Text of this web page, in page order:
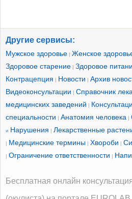
Другие сервисы:
Мужское здоровье | Женское
Здоровое старение | Здоровое
Контрацепция | Новости | Архив
Видеоконсультации | Справочник
медицинских заведений |
специальности | Анатомия человека |
и Нарушения | Лекарственные
| Медицинские термины | Хвороби |
| Ограничение ответственности |
Бесплатная онлайн